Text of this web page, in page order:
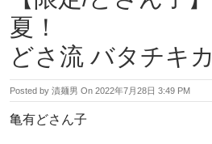
夏！
どさ流 バタチキ
Posted by 漬麺男 On 2022年7月28日 3:49 PM
亀有どさん子